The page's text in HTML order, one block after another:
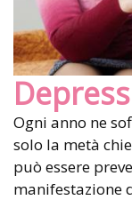
Ogni anno ne
solo la metà
può essere
manifestazione